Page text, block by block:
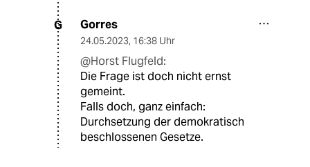
G Gorres
24.05.2023, 16:38 Uhr
@Horst Flugfeld:
Die Frage ist doch nicht ernst
gemeint.
Falls doch, ganz einfach:
Durchsetzung der demokratisch
beschlossenen Gesetze.